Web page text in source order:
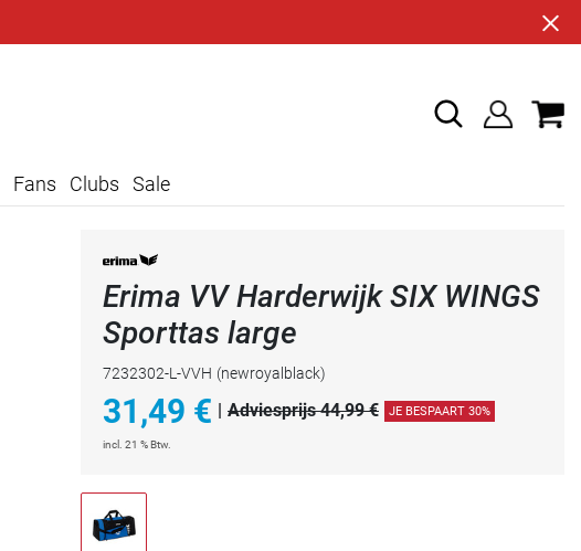
Fans Clubs Sale
Erima VV Harderwijk SIX WINGS
Sporttas large
7232302-L-VVH (newroyalblack)
31,49 € Adviesprijs 44,99 € JE BESPAART 30%
incl. 21 % Btw.